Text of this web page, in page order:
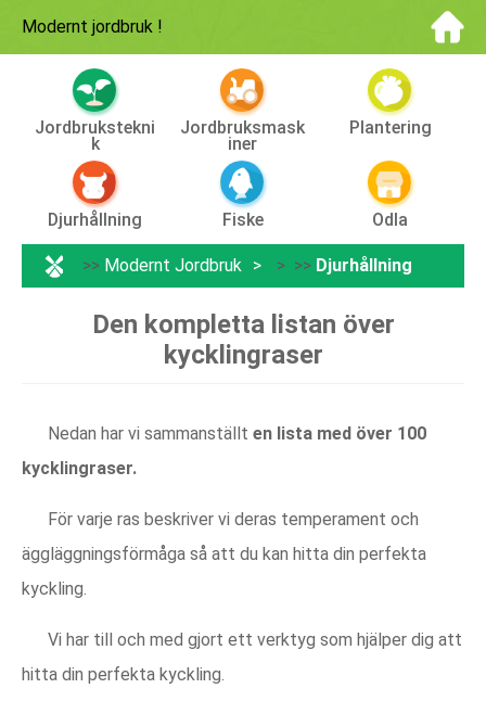
Modernt jordbruk !
Jordbrukstekni
K
Jordbruksmask
Iner
Plantering
Djurhållning Fiske Odla
>> Modernt Jordbruk > >> Djurhållning
Den kompletta listan över
kycklingraser
Nedan har vi sammanställt en lista med över 100
kycklingraser.
För varje ras beskriver vi deras temperament och
äggläggningsförmåga så att du kan hitta din perfekta
kyckling.
Vi har till och med gjort ett verktyg som hjälper dig att
hitta din perfekta kyckling.